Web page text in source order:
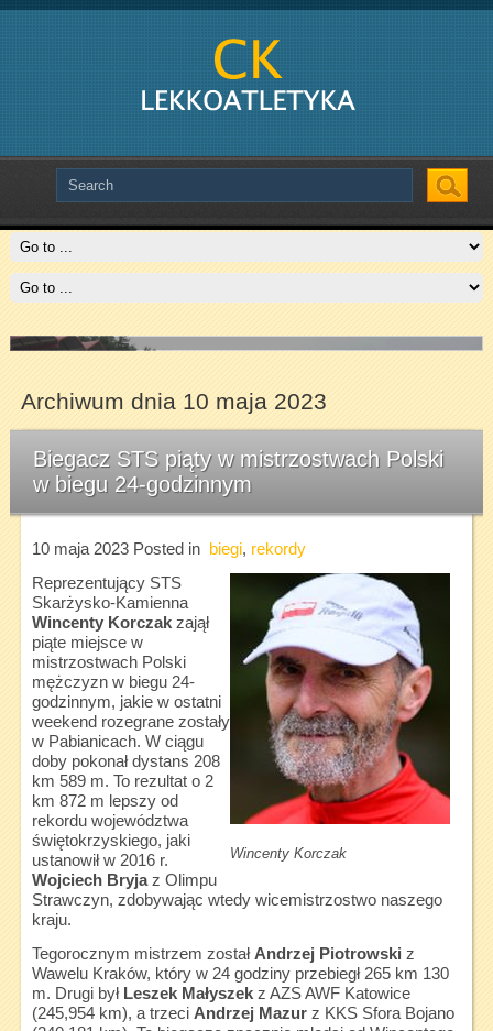
Slide # 2
Czytaj więcej
Archiwum dnia 10 maja 2023
Biegacz STS piąty w mistrzostwach Polski
w biegu 24-godzinnym
10 maja 2023Posted in biegi, rekordy
Wincenty Korczak
Reprezentujący STS
Skarżysko-Kamienna
Wincenty Korczakzajął
piąte miejsce w
mistrzostwach Polski
mężczyzn w biegu 24-
godzinnym, jakie w ostatni
weekend rozegrane zostały
w Pabianicach. W ciągu
doby pokonał dystans 208
km 589 m. To rezultat o 2
km 872 m lepszy od
rekordu województwa
świętokrzyskiego, jaki
ustanowił w 2016 r.
Wojciech Bryjaz Olimpu
Strawczyn, zdobywając wtedy wicemistrzostwo naszego
kraju.
Tegorocznym mistrzem został Andrzej Piotrowski z
Wawelu Kraków, który w 24 godziny przebiegł 265 km 130
m. Drugi był Leszek Małyszekz AZS AWF Katowice
(245,954 km), a trzeci Andrzej Mazurz KKS Sfora Bojano